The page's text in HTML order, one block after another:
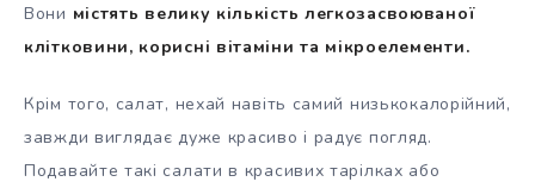
Вони містять велику кількість легкозасвоюваної
клітковини, корисні вітаміни та мікроелементи.
Крім того, салат, нехай навіть самий низькокалорійний,
завжди виглядає дуже красиво і радує погляд.
Подавайте такі салати в красивих тарілках або